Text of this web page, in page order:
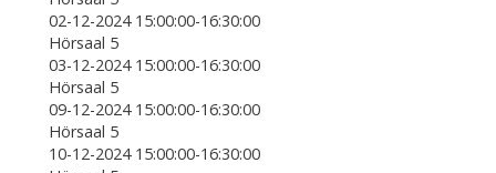
02-12-2024 15:00:00-16:30:00
Hörsaal 5
03-12-2024 15:00:00-16:30:00
Hörsaal 5
09-12-2024 15:00:00-16:30:00
Hörsaal 5
10-12-2024 15:00:00-16:30:00